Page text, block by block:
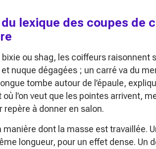
lexique des coupes de
ou shag, les coiffeurs raisonnent
nuque dégagées ; un carré va du
tombe autour de l’épaule,
l’on veut que les pointes arrivent,
repère à donner en salon.
manière dont la masse est travaillée.
longueur, pour un effet dense. Un